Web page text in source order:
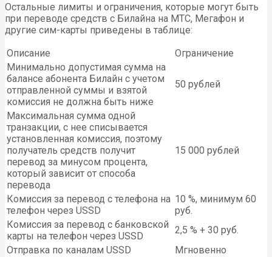
Остальные лимиты и ограничения, которые могут быть
при переводе средств с Билайна на МТС, Мегафон и
другие сим-карты приведены в таблице:
Описание
Ограничение
Минимально допустимая сумма на
балансе абонента Билайн с учетом
отправленной суммы и взятой
комиссия не должна быть ниже
50 рублей
Максимальная сумма одной
транзакции, с нее списывается
установленная комиссия, поэтому
получатель средств получит
перевод за минусом процента,
который зависит от способа
перевода
15 000 рублей
Комиссия за перевод с телефона на
телефон через USSD
10 %, минимум 60
руб.
Комиссия за перевод с банковской
карты на телефон через USSD
2,5 % + 30 руб.
Отправка по каналам USSD
Мгновенно